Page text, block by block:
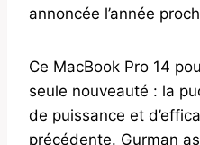
annoncée l’année
Ce MacBook Pro 14
seule nouveauté : la
de puissance et
précédente. Gurman